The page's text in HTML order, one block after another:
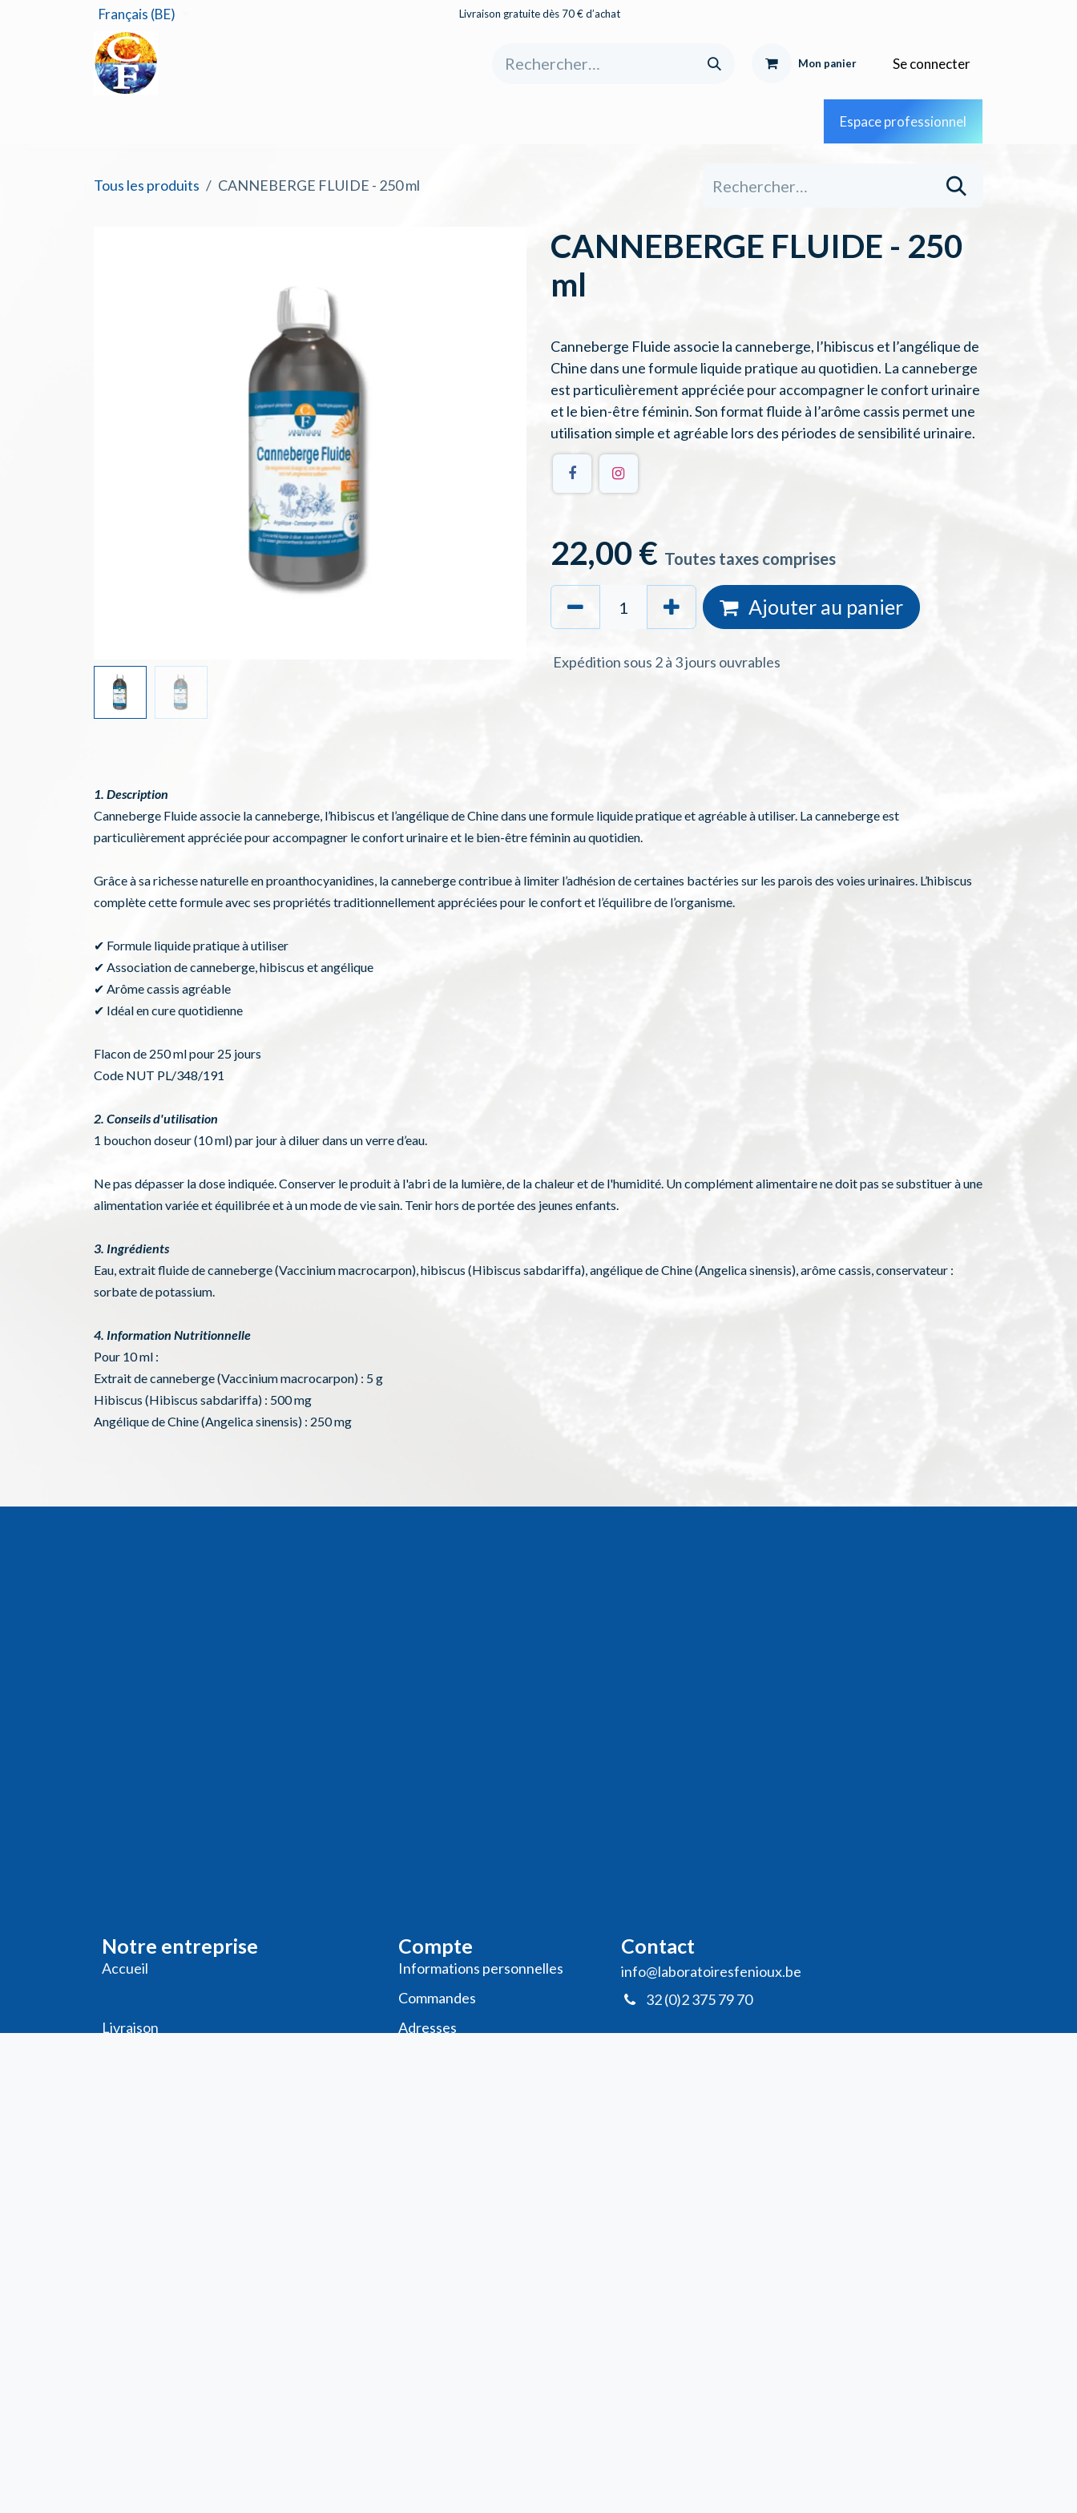
Se rendre au contenu
Français (BE) Livraison gratuite dès 70 € d’achat
Mon panier Se connecter
Espace professionnel
Tous les produits CANNEBERGE FLUIDE - 250 ml
CANNEBERGE FLUIDE - 250
ml
Canneberge Fluide associe la canneberge, l’hibiscus et l’angélique de
Chine dans une formule liquide pratique au quotidien. La canneberge
est particulièrement appréciée pour accompagner le confort urinaire
et le bien-être féminin. Son format fluide à l’arôme cassis permet une
utilisation simple et agréable lors des périodes de sensibilité urinaire.
22,00€ Toutes taxes comprises
Ajouter au panier
Expédition sous 2 à 3 jours ouvrables
1. Description
Canneberge Fluide associe la canneberge, l’hibiscus et l’angélique de Chine dans une formule liquide pratique et agréable à utiliser. La canneberge est
particulièrement appréciée pour accompagner le confort urinaire et le bien-être féminin au quotidien.
Grâce à sa richesse naturelle en proanthocyanidines, la canneberge contribue à limiter l’adhésion de certaines bactéries sur les parois des voies urinaires. L’hibiscus
complète cette formule avec ses propriétés traditionnellement appréciées pour le confort et l’équilibre de l’organisme.
✔ Formule liquide pratique à utiliser
✔ Association de canneberge, hibiscus et angélique
✔ Arôme cassis agréable
✔ Idéal en cure quotidienne
Flacon de 250 ml pour 25 jours
Code NUT PL/348/191
2. Conseils d'utilisation
1 bouchon doseur (10 ml) par jour à diluer dans un verre d’eau.
Ne pas dépasser la dose indiquée. Conserver le produit à l'abri de la lumière, de la chaleur et de l'humidité. Un complément alimentaire ne doit pas se substituer à une
alimentation variée et équilibrée et à un mode de vie sain. Tenir hors de portée des jeunes enfants.
3. Ingrédients
Eau, extrait fluide de canneberge (Vaccinium macrocarpon), hibiscus (Hibiscus sabdariffa), angélique de Chine (Angelica sinensis), arôme cassis, conservateur :
sorbate de potassium.
4. Information Nutritionnelle
Pour 10 ml :
Extrait de canneberge (Vaccinium macrocarpon) : 5 g
Hibiscus (Hibiscus sabdariffa) : 500 mg
Angélique de Chine (Angelica sinensis) : 250 mg
Notre entreprise
Accueil
Livraison
Compte
Informations personnelles
Commande​s
Adresses
Contact
info@laboratoiresfenioux.be
32 (0)2 375 79 70